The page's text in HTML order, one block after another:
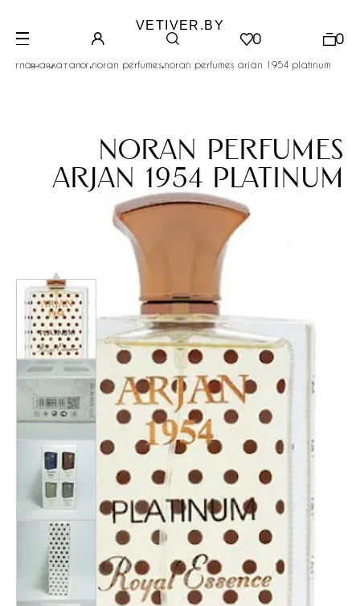
VETIVER.BY
0 0
главная.каталог.noran perfumes.noran perfumes arjan 1954 platinum
noran perfumes
arjan 1954 platinum